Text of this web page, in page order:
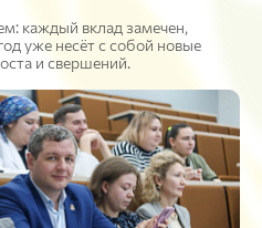
каждый вклад замечен,
уже несёт с собой новые
и свершений.